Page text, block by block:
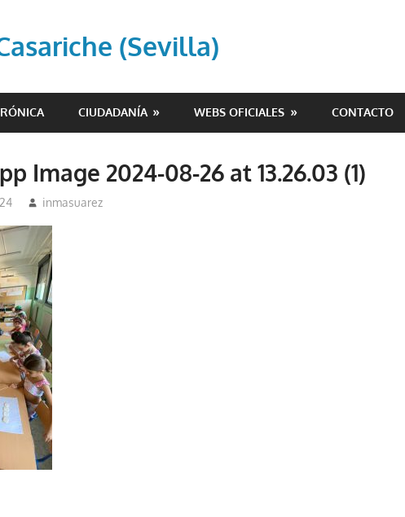
(Sevilla)
CIUDADANÍA WEBS OFICIALES CONTACTO
Image 2024-08-26 at 13.26.03 (1)
inmasuarez